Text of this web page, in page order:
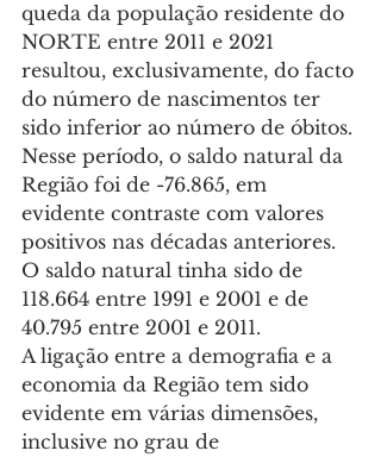
queda da população residente do
NORTE entre 2011 e 2021
resultou, exclusivamente, do facto
do número de nascimentos ter
sido inferior ao número de óbitos.
Nesse período, o saldo natural da
Região foi de -76.865, em
evidente contraste com valores
positivos nas décadas anteriores.
O saldo natural tinha sido de
118.664 entre 1991 e 2001 e de
40.795 entre 2001 e 2011.
A ligação entre a demografia e a
economia da Região tem sido
evidente em várias dimensões,
inclusive no grau de